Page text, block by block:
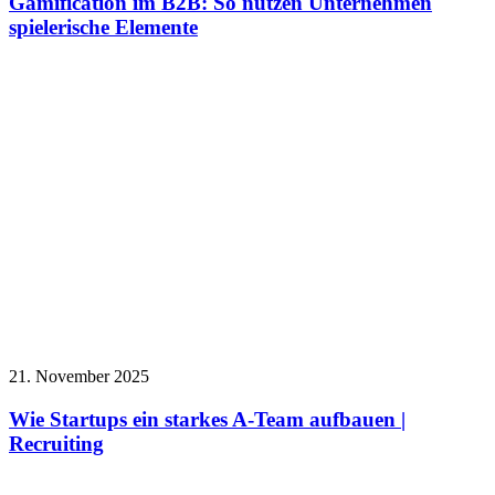
spielerische Elemente
21. November 2025
Wie Startups ein starkes A-Team aufbauen |
Recruiting